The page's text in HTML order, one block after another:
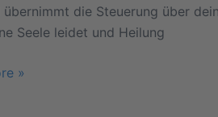
übernimmt die Steuerung über
Seele leidet und Heilung
»